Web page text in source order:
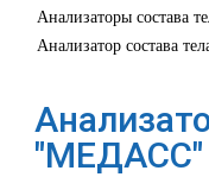
Анализаторы состава
Анализатор состава
"МЕДАСС"